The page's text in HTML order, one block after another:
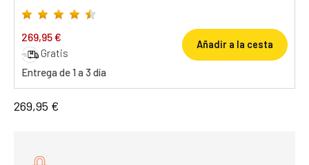
269,95 €
Gratis
Entrega de 1 a 3 día
Añadir a la cesta
269,95 €